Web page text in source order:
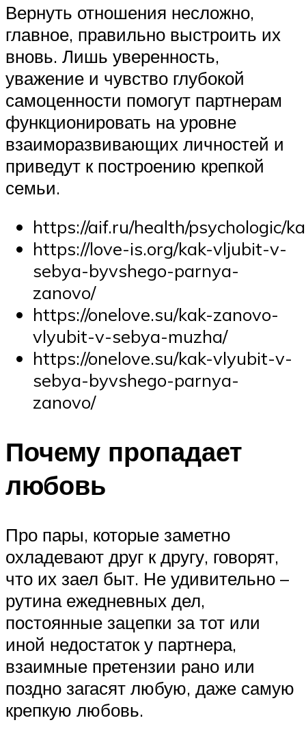
Вернуть отношения несложно,
главное, правильно выстроить их
вновь. Лишь уверенность,
уважение и чувство глубокой
самоценности помогут партнерам
функционировать на уровне
взаиморазвивающих личностей и
приведут к построению крепкой
семьи.
https://aif.ru/health/psychologic/
https://love-is.org/kak-vljubit-v-
sebya-byvshego-parnya-
zanovo/
https://onelove.su/kak-zanovo-
vlyubit-v-sebya-muzha/
https://onelove.su/kak-vlyubit-v-
sebya-byvshego-parnya-
zanovo/
Почему пропадает
любовь
Про пары, которые заметно
охладевают друг к другу, говорят,
что их заел быт. Не удивительно –
рутина ежедневных дел,
постоянные зацепки за тот или
иной недостаток у партнера,
взаимные претензии рано или
поздно загасят любую, даже самую
крепкую любовь.